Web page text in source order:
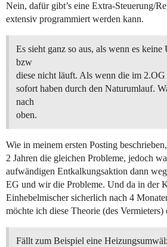
Nein, dafür gibt’s eine Extra-Steuerung/
extensiv programmiert werden kann.
Es sieht ganz so aus, als wenn es
bzw
diese nicht läuft. Als wenn die im 2.OG
sofort haben durch den Naturumlauf.
nach
oben.
Wie in meinem ersten Posting
2 Jahren die gleichen Probleme, jedoch
aufwändigen Entkalkungsaktion dann
EG und wir die Probleme. Und da in der
Einhebelmischer sicherlich nach 4
möchte ich diese Theorie (des
Fällt zum Beispiel eine